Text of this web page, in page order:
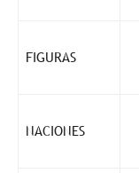
FIGURAS
NACIONES